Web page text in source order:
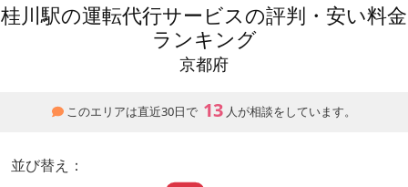
桂川駅の運転代行サービスの評判・安い料金
ランキング
京都府
このエリアは直近30日で 13 人が相談をしています。
並び替え：